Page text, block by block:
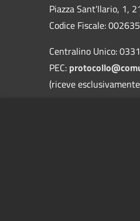
Piazza Sant'Ilario, 1,
Codice Fiscale:
Centralino Unico:
PEC:
(riceve